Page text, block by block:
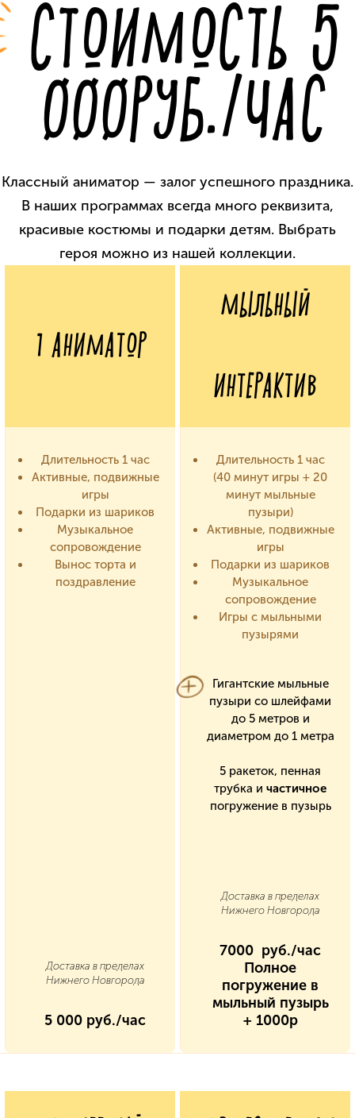
СТОИМОСТЬ 5
000РУБ./ЧАС
Классный аниматор — залог успешного праздника.
В наших программах всегда много реквизита,
красивые костюмы и подарки детям. Выбрать
героя можно из нашей коллекции.
1 АНИМАТОР
МЫЛЬНЫЙ
ИНТЕРАКТИВ
Длительность 1 час
Активные, подвижные
игры
Подарки из шариков
Музыкальное
сопровождение
Вынос торта и
поздравление
Доставка в пределах
Нижнего Новгорода
5 000 руб./час
Длительность 1 час
(40 минут игры + 20
минут мыльные
пузыри)
Активные, подвижные
игры
Подарки из шариков
Музыкальное
сопровождение
Игры с мыльными
пузырями
Гигантские мыльные
пузыри со шлейфами
до 5 метров и
диаметром до 1 метра
5 ракеток, пенная
трубка ичастичное
погружение в пузырь
Доставка в пределах
Нижнего Новгорода
7000 руб./час
Полное
погружение в
мыльный пузырь
+ 1000р